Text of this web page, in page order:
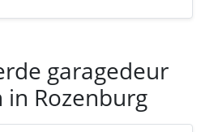
garagedeur
in Rozenburg